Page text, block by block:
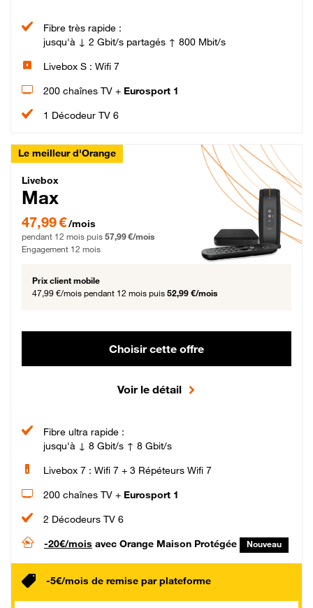
Fibre très rapide :
jusqu'à ↓ 2 Gbit/s partagés ↑ 800 Mbit/s
Livebox S : Wifi 7
200 chaînes TV + Eurosport 1
1 Décodeur TV 6
Le meilleur d'Orange
Livebox Max Fibre
Livebox
Max
47,99 € par mois pendant 12 mois puis 57,99 € par mois, Engagement 12 mois
47,99 €/mois
pendant 12 mois puis 57,99 €/mois
Engagement 12 mois
Prix client mobile
47,99 €/mois pendant 12 mois puis 52,99 €/mois
Choisir cette offre
Voir le détail
Fibre ultra rapide :
jusqu'à ↓ 8 Gbit/s ↑ 8 Gbit/s
Livebox 7 : Wifi 7 + 3 Répéteurs Wifi 7
200 chaînes TV + Eurosport 1
2 Décodeurs TV 6
-20€/mois avec Orange Maison Protégée Nouveau
-5€/mois de remise par plateforme